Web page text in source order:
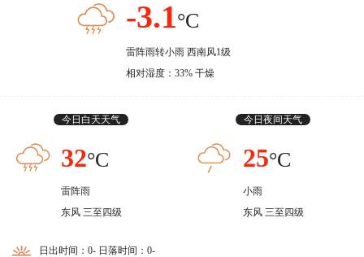
-3.1°C
雷阵雨转小雨 西南风1级
相对湿度：33% 干燥
今日白天天气
32°C
雷阵雨
东风 三至四级
今日夜间天气
25°C
小雨
东风 三至四级
日出时间：0- 日落时间：0-